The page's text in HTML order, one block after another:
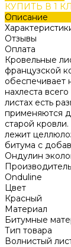
КУПИТЬ В 1
Описание
Отзывы
Оплата
Кровельные
французской
нахлеста
листах есть
применяются
старой
лежит
битума с
Ондулин
Производитель
Onduline
Цвет
Красный
Материал
Битумные
Тип товара
Волнистый